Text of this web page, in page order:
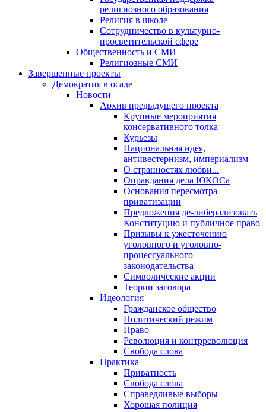
религиозного образования
Религия в школе
Сотрудничество в культурно-
просветительской сфере
Общественность и СМИ
Религиозные СМИ
Завершенные проекты
Демократия в осаде
Новости
Архив предыдущего проекта
Крупные мероприятия
консервативного толка
Курьезы
Национальная идея,
антивестернизм, империализм
О странностях любви...
Оправдания дела ЮКОСа
Основания пересмотра
приватизации
Предложения де-либерализовать
Конституцию и публичное право
Призывы к ужесточению
уголовного и уголовно-
процессуального
законодательства
Символические акции
Теории заговора
Идеология
Гражданское общество
Политический режим
Право
Революция и контрреволюция
Свобода слова
Практика
Приватность
Свобода слова
Справедливые выборы
Хорошая полиция